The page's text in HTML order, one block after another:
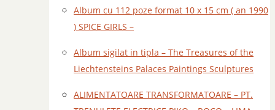
Album cu 112 poze format 10 x 15 cm ( an 1990
) SPICE GIRLS –
Album sigilat in tipla – The Treasures of the
Liechtensteins Palaces Paintings Sculptures
ALIMENTATOARE TRANSFORMATOARE – PT.